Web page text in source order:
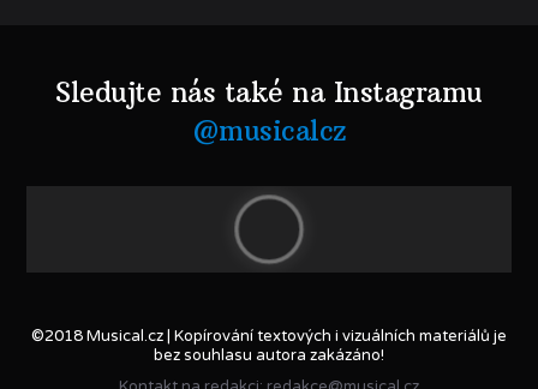
Sledujte nás také na Instagramu
@musicalcz
©2018 Musical.cz | Kopírování textových i vizuálních materiálů je
bez souhlasu autora zakázáno!